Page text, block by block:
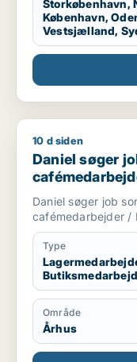
Storkøbenhavn,
København,
Vestsjælland,
Sjælland, Hele
Daniel søger job
10 d siden
Daniel søger
ufaglært
Daniel søger job
cafémedarbejder
Type
Område
Århus